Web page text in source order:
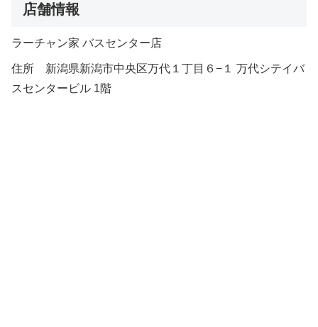
店舗情報
ラーチャン家 バスセンター店
住所 新潟県新潟市中央区万代１丁目６−１ 万代シテイバ
スセンタービル 1階